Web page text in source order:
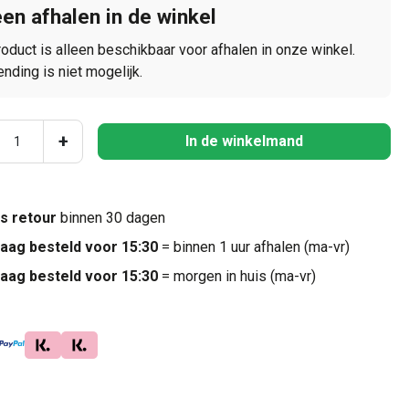
afhalen in de winkel
is alleen beschikbaar voor afhalen in onze winkel.
is niet mogelijk.
Voer de gewenste
+ In de winkelmand
retour binnen 30 dagen
besteld voor 15:30= binnen 1 uur afhalen (ma-vr)
besteld voor 15:30= morgen in huis (ma-vr)